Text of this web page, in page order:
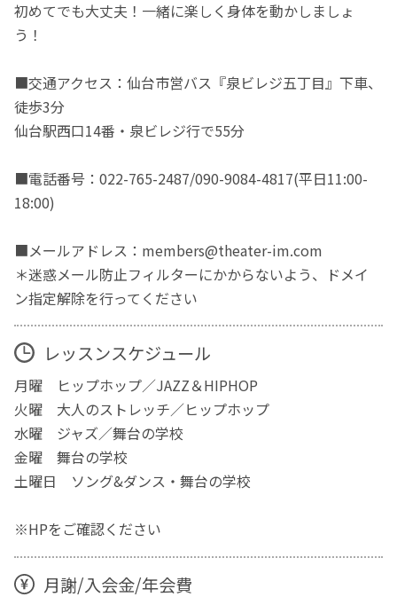
初めてでも大丈夫！一緒に楽しく身体を動かしましょ
う！
■交通アクセス：仙台市営バス『泉ビレジ五丁目』下車、
徒歩3分
仙台駅西口14番・泉ビレジ行で55分
■電話番号：022-765-2487/090-9084-4817(平日11:00-
18:00)
■メールアドレス：members@theater-im.com
＊迷惑メール防止フィルターにかからないよう、ドメイ
ン指定解除を行ってください
レッスンスケジュール
月曜 ヒップホップ／JAZZ＆HIPHOP
火曜 大人のストレッチ／ヒップホップ
水曜 ジャズ／舞台の学校
金曜 舞台の学校
土曜日 ソング&ダンス・舞台の学校
※HPをご確認ください
月謝/入会金/年会費